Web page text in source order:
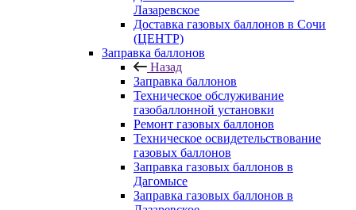
Лазаревское
Доставка газовых баллонов в Сочи
(ЦЕНТР)
Заправка баллонов
Назад
Заправка баллонов
Техническое обслуживание
газобаллонной установки
Pемонт газовых баллонов
Техническое освидетельствование
газовых баллонов
Заправка газовых баллонов в
Дагомысе
Заправка газовых баллонов в